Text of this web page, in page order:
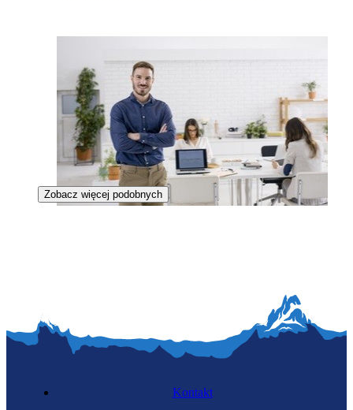
Zobacz więcej podobnych
Kontakt